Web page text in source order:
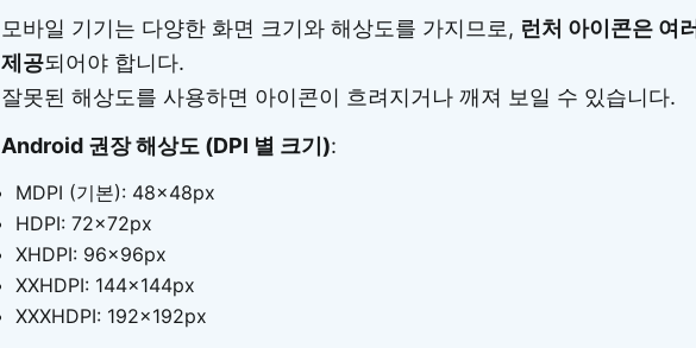
모바일 기기는 다양한 화면 크기와 해상도를 가지므로, 런처 아이콘은 여
제공되어야 합니다.
잘못된 해상도를 사용하면 아이콘이 흐려지거나 깨져 보일 수 있습니다.
Android 권장 해상도 (DPI 별 크기):
MDPI (기본): 48x48px
HDPI: 72x72px
XHDPI: 96x96px
XXHDPI: 144x144px
XXXHDPI: 192x192px